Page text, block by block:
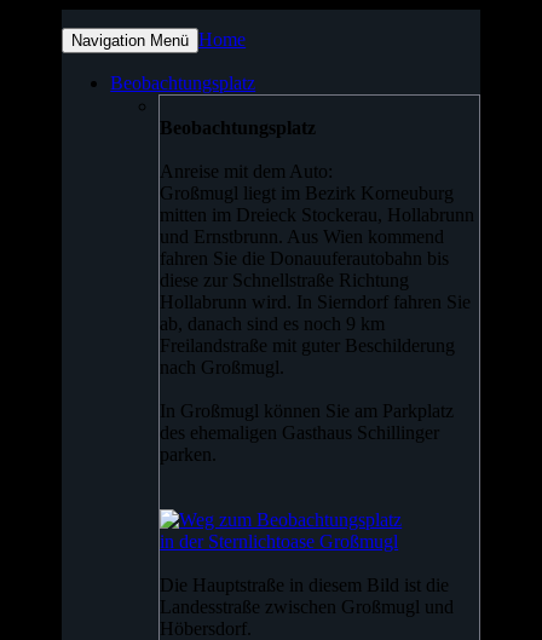
Navigation Menü Home
Beobachtungsplatz
Beobachtungsplatz
Anreise mit dem Auto:
Großmugl liegt im Bezirk Korneuburg
mitten im Dreieck Stockerau, Hollabrunn
und Ernstbrunn. Aus Wien kommend
fahren Sie die Donauuferautobahn bis
diese zur Schnellstraße Richtung
Hollabrunn wird. In Sierndorf fahren Sie
ab, danach sind es noch 9 km
Freilandstraße mit guter Beschilderung
nach Großmugl.
In Großmugl können Sie am Parkplatz
des ehemaligen Gasthaus Schillinger
parken.
Die Hauptstraße in diesem Bild ist die
Landesstraße zwischen Großmugl und
Höbersdorf.